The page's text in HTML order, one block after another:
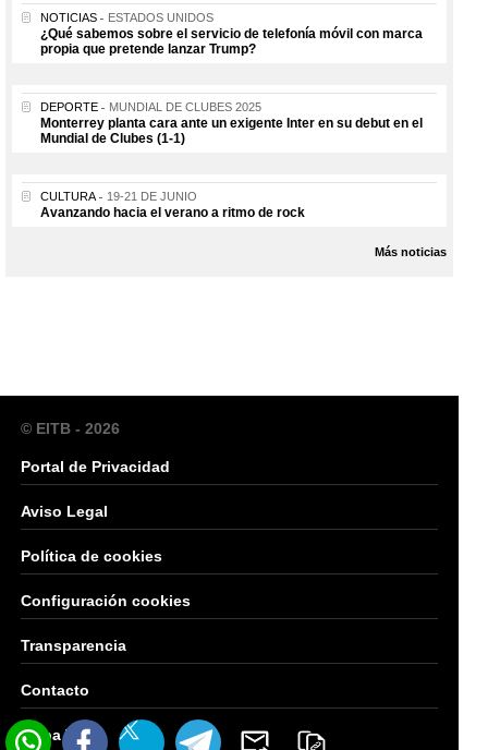
NOTICIAS ESTADOS UNIDOS
¿Qué sabemos sobre el servicio de telefonía móvil con marca
propia que pretende lanzar Trump?
DEPORTE MUNDIAL DE CLUBES 2025
Monterrey planta cara ante un exigente Inter en su debut en el
Mundial de Clubes (1-1)
CULTURA 19-21 DE JUNIO
Avanzando hacia el verano a ritmo de rock
Más noticias
© EITB - 2026
Portal de Privacidad
Aviso Legal
Política de cookies
Configuración cookies
Transparencia
Contacto
Mapa Web